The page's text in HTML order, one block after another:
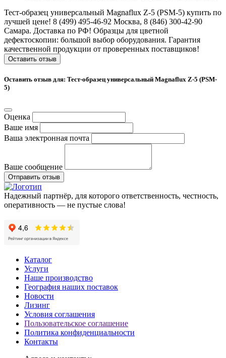
Тест-образец универсальный Magnaflux Z-5 (PSM-5) купить по
лучшей цене! 8 (499) 495-46-92 Москва, 8 (846) 300-42-90
Самара. Доставка по РФ! Образцы для цветной
дефектоскопии: большой выбор оборудования. Гарантия
качественной продукции от проверенных поставщиков!
Оставить отзыв
Оставить отзыв для: Тест-образец универсальный Magnaflux Z-5 (PSM-
5)
Оценка
Ваше имя
Ваша электронная почта
Ваше сообщение
Отправить отзыв
Надежный партнёр, для которого ответственность, честность,
оперативность — не пустые слова!
Каталог
Услуги
Наше производство
География наших поставок
Новости
Лизинг
Условия соглашения
Пользовательское соглашение
Политика конфиденциальности
Контакты